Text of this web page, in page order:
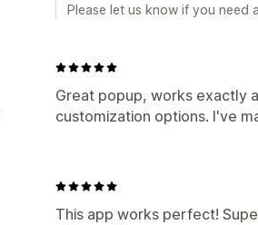
Please let us know if you need
Great popup, works exactly
customization options. I've
This app works perfect!